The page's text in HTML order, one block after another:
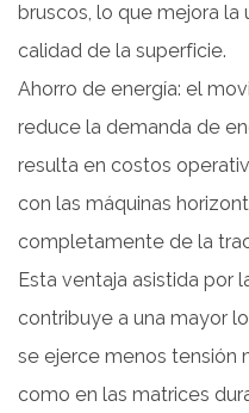
bruscos, lo que mejora
calidad de la superficie.
Ahorro de energía: el
reduce la demanda de
resulta en costos
con las máquinas
completamente de la
Esta ventaja asistida por
contribuye a una mayor
se ejerce menos tensión
como en las matrices